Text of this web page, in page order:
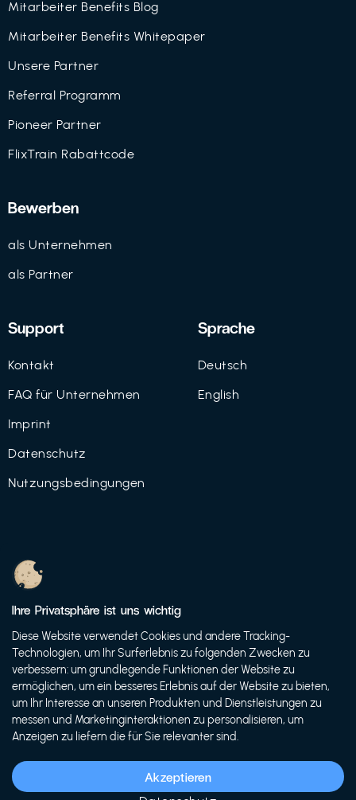
Mitarbeiter Benefits Blog
Mitarbeiter Benefits Whitepaper
Unsere Partner
Referral Programm
Pioneer Partner
FlixTrain Rabattcode
Bewerben
als Unternehmen
als Partner
Support
Kontakt
FAQ für Unternehmen
Imprint
Datenschutz
Nutzungsbedingungen
Sprache
Deutsch
English
© 2021 FutureBens GmbH
Ihre Privatsphäre ist uns wichtig
Diese Website verwendet Cookies und andere Tracking-
Technologien, um Ihr Surferlebnis zu folgenden Zwecken zu
verbessern: um grundlegende Funktionen der Website zu
ermöglichen, um ein besseres Erlebnis auf der Website zu bieten,
um Ihr Interesse an unseren Produkten und Dienstleistungen zu
messen und Marketinginteraktionen zu personalisieren, um
Anzeigen zu liefern die für Sie relevanter sind.
Akzeptieren